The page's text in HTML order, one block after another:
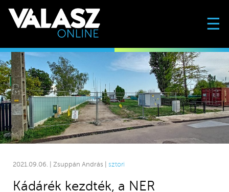
☰
2021.09.06. | Zsuppán András | sztori
Kádárék kezdték, a NER